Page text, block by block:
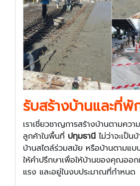
รับสร้างบ้านและที่พั
เราเชี่ยวชาญการสร้างบ้านตามคว
ลูกค้าในพื้นที่ ปทุมธานี ไม่ว่าจะเป็น
บ้านสไตล์ร่วมสมัย หรือบ้านตามแ
ให้คำปรึกษาเพื่อให้บ้านของคุณออ
แรง และอยู่ในงบประมาณที่กำหนด